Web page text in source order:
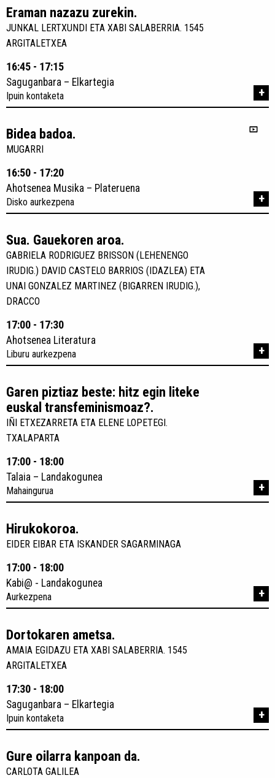
Eraman nazazu zurekin.
JUNKAL LERTXUNDI ETA XABI SALABERRIA. 1545
ARGITALETXEA
16:45 - 17:15
Saguganbara – Elkartegia
Ipuin kontaketa +
Bidea badoa.
MUGARRI
16:50 - 17:20
Ahotsenea Musika – Plateruena
Disko aurkezpena +
Sua. Gauekoren aroa.
GABRIELA RODRIGUEZ BRISSON (LEHENENGO
IRUDIG.) DAVID CASTELO BARRIOS (IDAZLEA) ETA
UNAI GONZALEZ MARTINEZ (BIGARREN IRUDIG.),
DRACCO
17:00 - 17:30
Ahotsenea Literatura
Liburu aurkezpena +
Garen piztiaz beste: hitz egin liteke
euskal transfeminismoaz?.
IÑI ETXEZARRETA ETA ELENE LOPETEGI.
TXALAPARTA
17:00 - 18:00
Talaia – Landakogunea
Mahaingurua +
Hirukokoroa.
EIDER EIBAR ETA ISKANDER SAGARMINAGA
17:00 - 18:00
Kabi@ - Landakogunea
Aurkezpena +
Dortokaren ametsa.
AMAIA EGIDAZU ETA XABI SALABERRIA. 1545
ARGITALETXEA
17:30 - 18:00
Saguganbara – Elkartegia
Ipuin kontaketa +
Gure oilarra kanpoan da.
CARLOTA GALILEA